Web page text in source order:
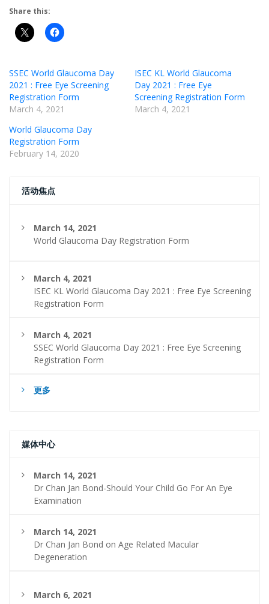
Share this:
SSEC World Glaucoma Day
2021 : Free Eye Screening
Registration Form
March 4, 2021
ISEC KL World Glaucoma
Day 2021 : Free Eye
Screening Registration Form
March 4, 2021
World Glaucoma Day
Registration Form
February 14, 2020
活动焦点
March 14, 2021
World Glaucoma Day Registration Form
March 4, 2021
ISEC KL World Glaucoma Day 2021 : Free Eye Screening
Registration Form
March 4, 2021
SSEC World Glaucoma Day 2021 : Free Eye Screening
Registration Form
更多
媒体中心
March 14, 2021
Dr Chan Jan Bond-Should Your Child Go For An Eye
Examination
March 14, 2021
Dr Chan Jan Bond on Age Related Macular
Degeneration
March 6, 2021